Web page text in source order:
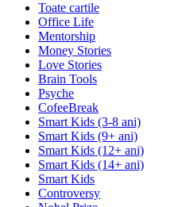
Toate cartile
Office Life
Mentorship
Money Stories
Love Stories
Brain Tools
Psyche
CofeeBreak
Smart Kids (3-8 ani)
Smart Kids (9+ ani)
Smart Kids (12+ ani)
Smart Kids (14+ ani)
Smart Kids
Controversy